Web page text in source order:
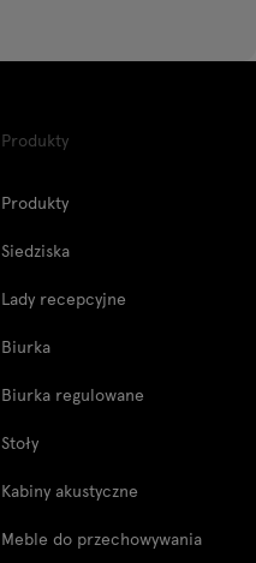
Produkty
Produkty
Siedziska
Lady recepcyjne
Biurka
Biurka regulowane
Stoły
Kabiny akustyczne
Meble do przechowywania